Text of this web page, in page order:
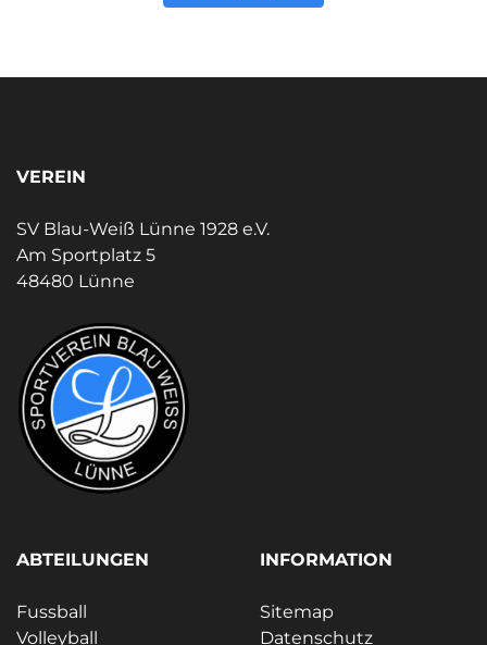
VEREIN
SV Blau-Weiß Lünne 1928 e.V.
Am Sportplatz 5
48480 Lünne
ABTEILUNGEN
Fussball
Volleyball
INFORMATION
Sitemap
Datenschutz